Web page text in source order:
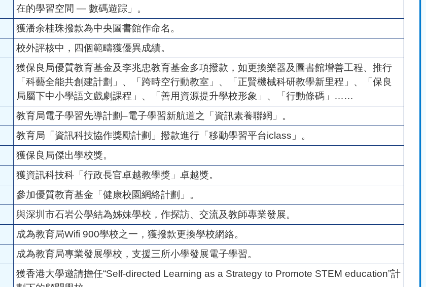
在的學習空間 — 數碼遊踪」。
獲潘余桂珠撥款為中央圖書館作命名。
校外評核中，四個範疇獲優異成績。
獲保良局優質教育基金及李兆忠教育基金多項撥款，如更換樂器及圖書館增善工程、推行
「科藝全能共創建計劃」、「跨時空行動教室」、「正賢機械科研教學新里程」、「保良
局屬下中小學語文戲劇課程」、「善用資源提升學校形象」、「行動條碼」……
教育局電子學習先導計劃–電子學習新航道之「資訊素養聯網」。
教育局「資訊科技協作獎勵計劃」撥款進行「移動學習平台iclass」。
獲保良局傑出學校獎。
獲資訊科技科「行政長官卓越教學獎」卓越獎。
參加優質教育基金「健康校園網絡計劃」。
與深圳市石岩公學結為姊妹學校，作探訪、交流及教師專業發展。
成為教育局Wifi 900學校之一，獲撥款更換學校網絡。
成為教育局專業發展學校，支援三所小學發展電子學習。
獲香港大學邀請擔任“Self-directed Learning as a Strategy to Promote STEM education”計